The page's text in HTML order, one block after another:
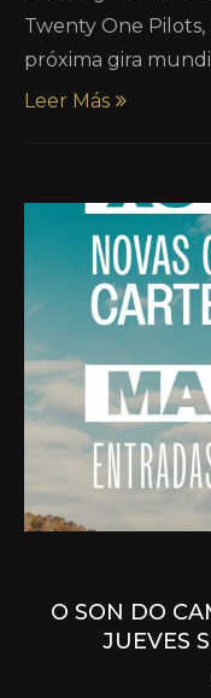
Twenty One
próxima gira
Leer Más
O SON DO
JUEVES